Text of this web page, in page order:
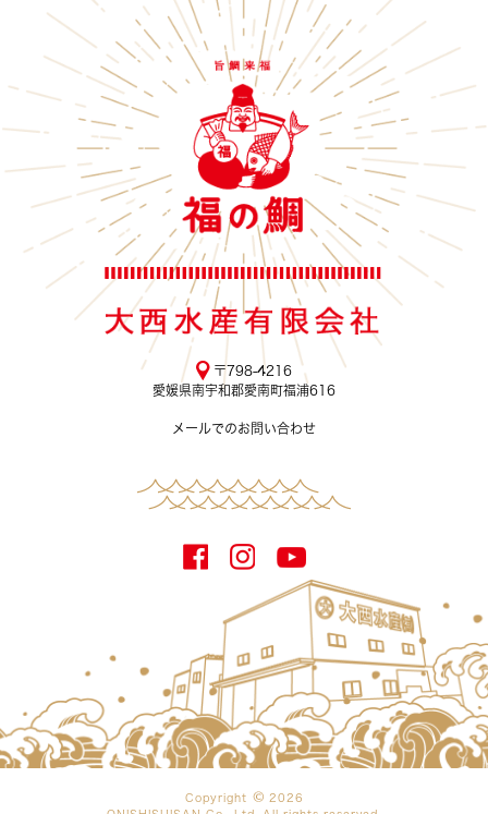
〒798-4216
愛媛県南宇和郡愛南町福浦616
メールでのお問い合わせ
Copyright
2026